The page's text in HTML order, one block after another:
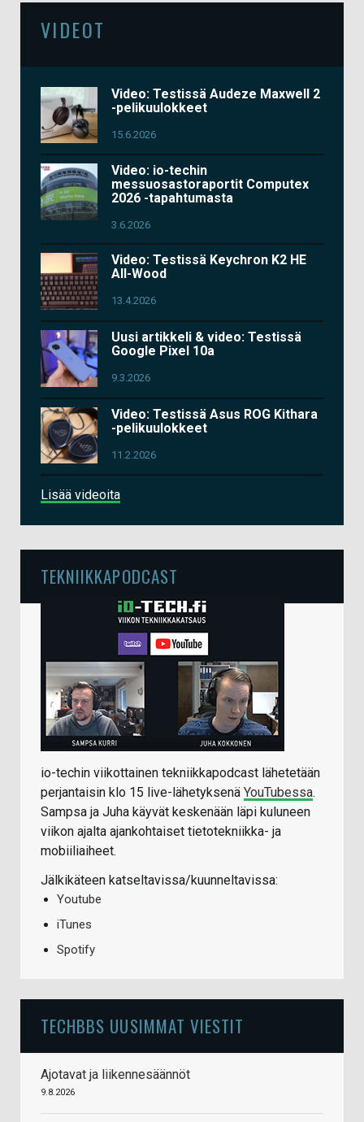
VIDEOT
Video: Testissä Audeze Maxwell 2
-pelikuulokkeet
15.6.2026
Video: io-techin
messuosastoraportit Computex
2026 -tapahtumasta
3.6.2026
Video: Testissä Keychron K2 HE
All-Wood
13.4.2026
Uusi artikkeli & video: Testissä
Google Pixel 10a
9.3.2026
Video: Testissä Asus ROG Kithara
-pelikuulokkeet
11.2.2026
Lisää videoita
TEKNIIKKAPODCAST
io-techin viikottainen tekniikkapodcast lähetetään
perjantaisin klo 15 live-lähetyksenä YouTubessa.
Sampsa ja Juha käyvät keskenään läpi kuluneen
viikon ajalta ajankohtaiset tietotekniikka- ja
mobiiliaiheet.
Jälkikäteen katseltavissa/kuunneltavissa:
Youtube
iTunes
Spotify
TECHBBS UUSIMMAT VIESTIT
Ajotavat ja liikennesäännöt
9.8.2026